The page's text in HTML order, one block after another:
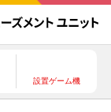
設置ゲーム機